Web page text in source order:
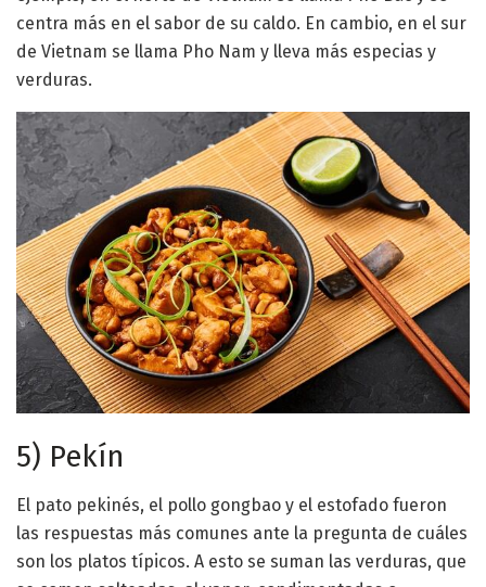
centra más en el sabor de su caldo. En cambio, en el sur
de Vietnam se llama Pho Nam y lleva más especias y
verduras.
5) Pekín
El pato pekinés, el pollo gongbao y el estofado fueron
las respuestas más comunes ante la pregunta de cuáles
son los platos típicos. A esto se suman las verduras, que